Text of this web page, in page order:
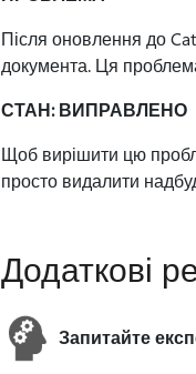
Після оновлення до
документа. Ця
СТАН: ВИПРАВЛЕНО
Щоб вирішити цю
просто видалити
Додаткові
Запитайте